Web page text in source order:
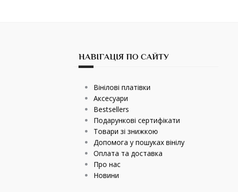
НАВІГАЦІЯ ПО САЙТУ
Вінілові платівки
Аксесуари
Bestsellers
Подарункові сертифікати
Товари зі знижкою
Допомога у пошуках вінілу
Оплата та доставка
Про нас
Новини